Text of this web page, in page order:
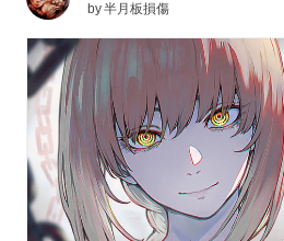
by半月板損傷